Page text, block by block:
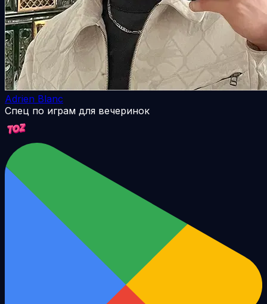
Adrien Blanc
Спец по играм для вечеринок